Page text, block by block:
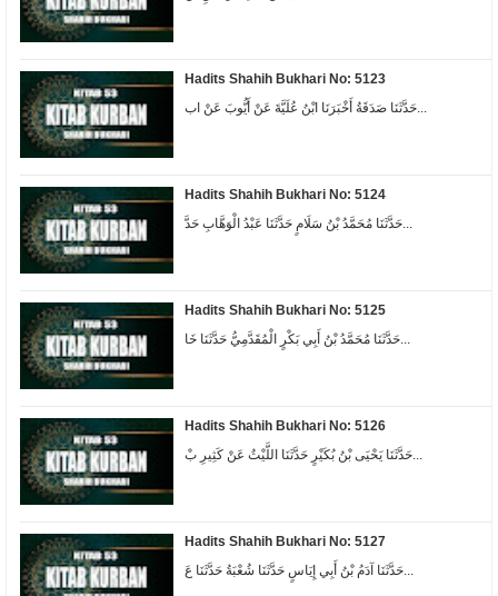
Hadits Shahih Bukhari No: 5123
حَدَّثَنَا صَدَقَةُ أَخْبَرَنَا ابْنُ عُلَيَّةَ عَنْ أَيُّوبَ عَنْ اب...
Hadits Shahih Bukhari No: 5124
حَدَّثَنَا مُحَمَّدُ بْنُ سَلَامٍ حَدَّثَنَا عَبْدُ الْوَهَّابِ حَدَّ...
Hadits Shahih Bukhari No: 5125
حَدَّثَنَا مُحَمَّدُ بْنُ أَبِي بَكْرٍ الْمُقَدَّمِيُّ حَدَّثَنَا خَا...
Hadits Shahih Bukhari No: 5126
حَدَّثَنَا يَحْيَى بْنُ بُكَيْرٍ حَدَّثَنَا اللَّيْثُ عَنْ كَثِيرِ بْ...
Hadits Shahih Bukhari No: 5127